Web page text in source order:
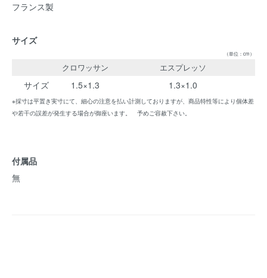
フランス製
サイズ
（単位：cm）
クロワッサン エスプレッソ
サイズ 1.5×1.3 1.3×1.0
※採寸は平置き実寸にて、細心の注意を払い計測しておりますが、商品特性等により個体差
や若干の誤差が発生する場合が御座います。 予めご容赦下さい。
付属品
無